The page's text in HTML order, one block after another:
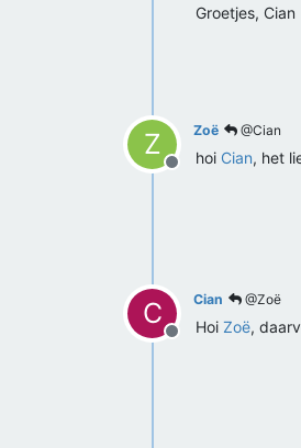
Groetjes, Cian
Z
Offline
Zoë @Cian
hoi Cian, het
C
Offline
Cian @Zoë
Hoi Zoë,